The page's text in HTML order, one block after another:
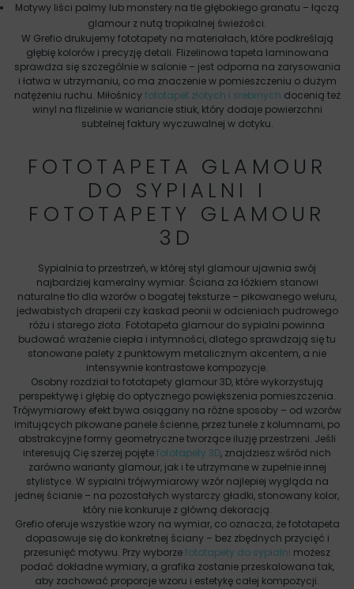
Motywy liści palmy lub monstery na tle głębokiego granatu – łączą
glamour z nutą tropikalnej świeżości.
W Grefio drukujemy fototapety na materiałach, które podkreślają
głębię kolorów i precyzję detali. Flizelinowa tapeta laminowana
sprawdza się szczególnie w salonie – jest odporna na zarysowania
i łatwa w utrzymaniu, co ma znaczenie w pomieszczeniu o dużym
natężeniu ruchu. Miłośnicyfototapet złotych i srebrnych docenią też
winyl na flizelinie w wariancie stiuk, który dodaje powierzchni
subtelnej faktury wyczuwalnej w dotyku.
FOTOTAPETA GLAMOUR
DO SYPIALNI I
FOTOTAPETY GLAMOUR
3D
Sypialnia to przestrzeń, w której styl glamour ujawnia swój
najbardziej kameralny wymiar. Ściana za łóżkiem stanowi
naturalne tło dla wzorów o bogatej teksturze – pikowanego weluru,
jedwabistych draperii czy kaskad peonii w odcieniach pudrowego
różu i starego złota. Fototapeta glamour do sypialni powinna
budować wrażenie ciepła i intymności, dlatego sprawdzają się tu
stonowane palety z punktowym metalicznym akcentem, a nie
intensywnie kontrastowe kompozycje.
Osobny rozdział to fototapety glamour 3D, które wykorzystują
perspektywę i głębię do optycznego powiększenia pomieszczenia.
Trójwymiarowy efekt bywa osiągany na różne sposoby – od wzorów
imitujących pikowane panele ścienne, przez tunele z kolumnami, po
abstrakcyjne formy geometryczne tworzące iluzję przestrzeni. Jeśli
interesują Cię szerzej pojętefototapety 3D, znajdziesz wśród nich
zarówno warianty glamour, jak i te utrzymane w zupełnie innej
stylistyce. W sypialni trójwymiarowy wzór najlepiej wygląda na
jednej ścianie – na pozostałych wystarczy gładki, stonowany kolor,
który nie konkuruje z główną dekoracją.
Grefio oferuje wszystkie wzory na wymiar, co oznacza, że fototapeta
dopasowuje się do konkretnej ściany – bez zbędnych przycięć i
przesunięć motywu. Przy wyborzefototapety do sypialni możesz
podać dokładne wymiary, a grafika zostanie przeskalowana tak,
aby zachować proporcje wzoru i estetykę całej kompozycji.